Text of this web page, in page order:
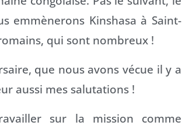
emmènerons Kinshasa à Saint-
qui sont nombreux !
que nous avons vécue il y a
aussi mes salutations !
sur la mission comme